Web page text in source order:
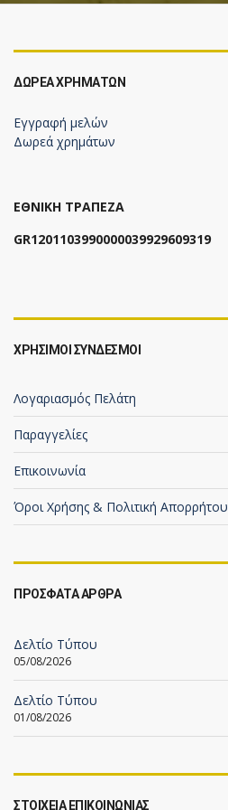
ΔΩΡΕΆ ΧΡΗΜΆΤΩΝ
Εγγραφή μελών
Δωρεά χρημάτων
ΕΘΝΙΚΗ ΤΡΑΠΕΖΑ
GR1201103990000039929609319
ΧΡΗΣΙΜΟΙ ΣΥΝΔΕΣΜΟΙ
Λογαριασμός Πελάτη
Παραγγελίες
Επικοινωνία
Όροι Χρήσης & Πολιτική Απορρήτου
ΠΡΟΣΦΑΤΑ ΑΡΘΡΑ
Δελτίο Τύπου
05/08/2026
Δελτίο Τύπου
01/08/2026
ΣΤΟΙΧΕΙΑ ΕΠΙΚΟΙΝΩΝΙΑΣ